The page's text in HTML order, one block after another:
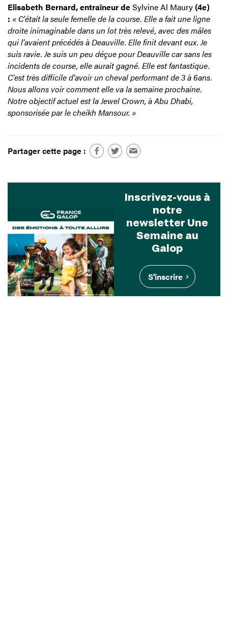
Elisabeth Bernard, entraîneur deSylvine Al Maury(4e)
: « C'était la seule femelle de la course. Elle a fait une ligne
droite inimaginable dans un lot très relevé, avec des mâles
qui l'avaient précédés à Deauville. Elle finit devant eux. Je
suis ravie. Je suis un peu déçue pour Deauville car sans les
incidents de course, elle aurait gagné. Elle est fantastique.
C'est très difficile d'avoir un cheval performant de 3 à 6ans.
Nous allons voir comment elle va la semaine prochaine.
Notre objectif actuel est la Jewel Crown, à Abu Dhabi,
sponsorisée par le cheikh Mansour. »
Partager cette page :
Inscrivez-vous à
notre
newsletter Une
Semaine au
Galop
S'inscrire